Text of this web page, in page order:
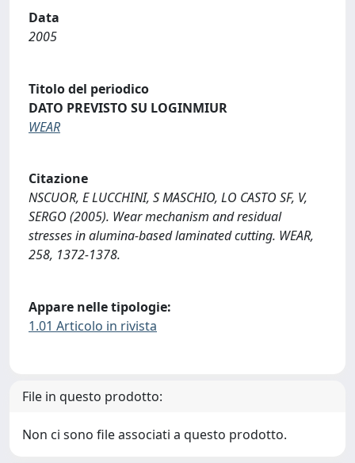
Data
2005
Titolo del periodico
DATO PREVISTO SU LOGINMIUR
WEAR
Citazione
NSCUOR, E LUCCHINI, S MASCHIO, LO CASTO SF, V,
SERGO (2005). Wear mechanism and residual
stresses in alumina-based laminated cutting. WEAR,
258, 1372-1378.
Appare nelle tipologie:
1.01 Articolo in rivista
File in questo prodotto:
Non ci sono file associati a questo prodotto.